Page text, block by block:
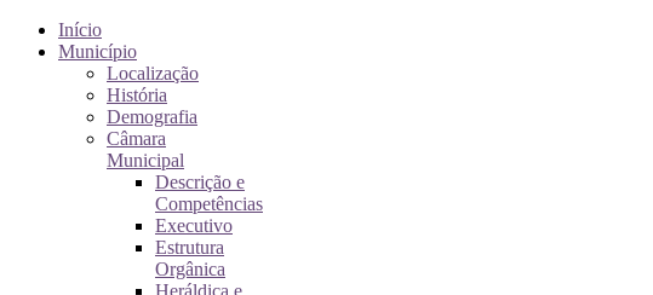
Início
Município
Localização
História
Demografia
Câmara
Municipal
Descrição e
Competências
Executivo
Estrutura
Orgânica
Heráldica e